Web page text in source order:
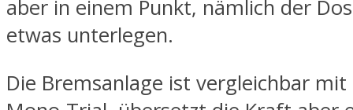
aber in einem Punkt, nämlich der
etwas unterlegen.
Die Bremsanlage ist vergleichbar